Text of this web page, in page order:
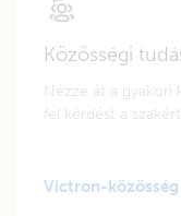
Közösségi
Nézze át a
fel kérdést a
Victron-közösség